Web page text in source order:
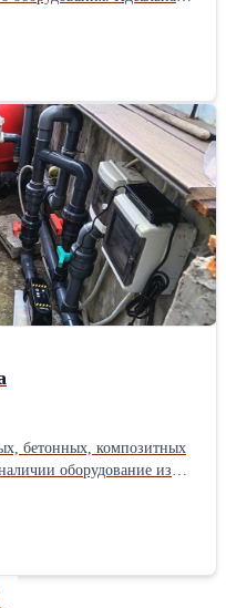
40кг! Складная рама,
надёжный пусковой
кнопка) с плавным
и соосный
прожектор 70Вт,
Производство более 11
Затирочные
Модель
Назначение - Для
мощность, кВт -
мм - 610 Диск - D600
Прожектор - 70 Вт
Габариты в упаковке -
бетонных, композитных
AISI304 и AISI316 от
Poolmagic, Hayward,
элементы (скиммер,
- Пылесосы